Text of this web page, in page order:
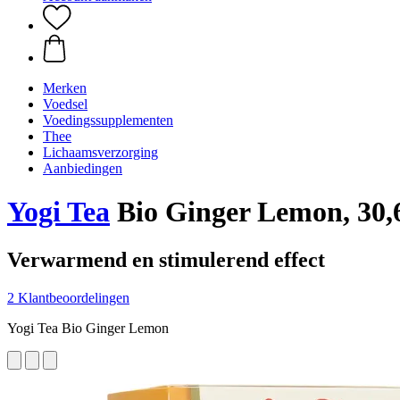
Merken
Voedsel
Voedingssupplementen
Thee
Lichaamsverzorging
Aanbiedingen
Yogi Tea Bio Ginger Lemon,
Verwarmend en stimulerend effect
2 Klantbeoordelingen
Yogi Tea Bio Ginger Lemon